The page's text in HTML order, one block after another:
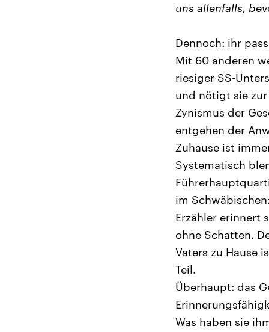
uns allenfalls,
Dennoch: ihr
Mit 60 anderen
riesiger SS-
und nötigt sie
Zynismus der
entgehen der
Zuhause ist
Systematisch
im
Erzähler erinnert
ohne Schatten.
Vaters zu Hause
Teil.
Überhaupt: das
Was haben sie